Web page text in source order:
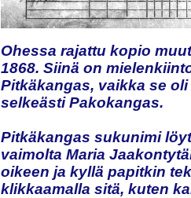
Ohessa rajattu kopio
1868. Siinä on
Pitkäkangas, vaikka se
selkeästi Pakokangas.
Pitkäkangas sukunimi
vaimolta Maria
oikeen ja kyllä papitkin
klikkaamalla sitä, kuten